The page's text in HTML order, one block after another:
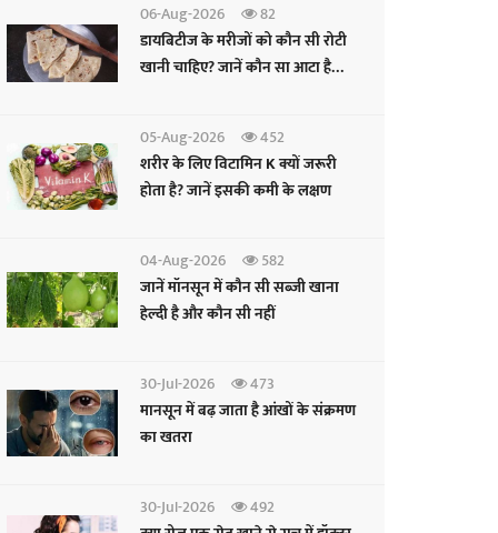
06-Aug-2026
82
डायबिटीज के मरीजों को कौन सी रोटी
खानी चाहिए? जानें कौन सा आटा है
05-Aug-2026
452
शरीर के लिए विटामिन K क्यों जरूरी
होता है? जानें इसकी कमी के लक्षण
04-Aug-2026
582
जानें मॉनसून में कौन सी सब्जी खाना
हेल्दी है और कौन सी नहीं
30-Jul-2026
473
मानसून में बढ़ जाता है आंखों के संक्रमण
का खतरा
30-Jul-2026
492